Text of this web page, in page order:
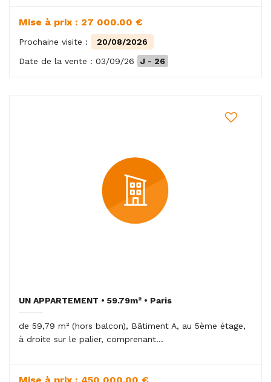
Mise à prix : 27 000.00 €
Prochaine visite :
20/08/2026
Date de la vente : 03/09/26
J - 26
UN APPARTEMENT • 59.79m² • Paris
de 59,79 m² (hors balcon), Bâtiment A, au 5ème étage,
à droite sur le palier, comprenant...